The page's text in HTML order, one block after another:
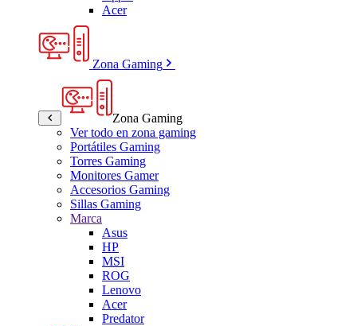
Acer
Zona Gaming
Zona Gaming
Ver todo en zona gaming
Portátiles Gaming
Torres Gaming
Monitores Gamer
Accesorios Gaming
Sillas Gaming
Marca
Asus
HP
MSI
ROG
Lenovo
Acer
Predator